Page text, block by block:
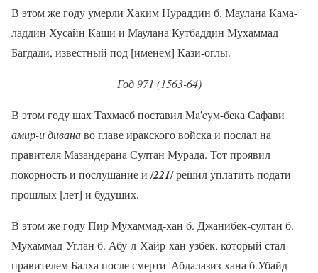
В этом же году умерли Хаким Нураддин б. Маулана Кама-
ладдин Хусайн Каши и Маулана Кутбаддин Мухаммад
Багдади, известный под [именем] Кази-оглы.
Год 971 (1563-64)
В этом году шах Тахмасб поставил Ma'cyм-бека Сафави
амир-и диванаво главе иракского войска и послал на
правителя Мазандерана Султан Мурада. Тот проявил
покорность и послушание и /221/ решил уплатить подати
прошлых [лет] и будущих.
В этом же году Пир Мухаммад-хан б. Джанибек-султан б.
Мухаммад-Углан б. Абу-л-Хайр-хан узбек, который стал
правителем Балха после смерти 'Абдалазиз-хана б.Убайд-